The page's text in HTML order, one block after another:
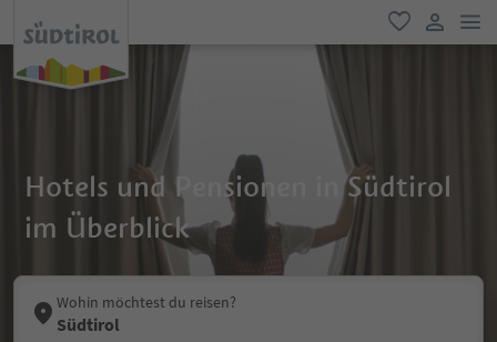
favorit
user link
Hotels und Pensionen in Südtirol
im Überblick
Wohin möchtest du reisen?
Südtirol